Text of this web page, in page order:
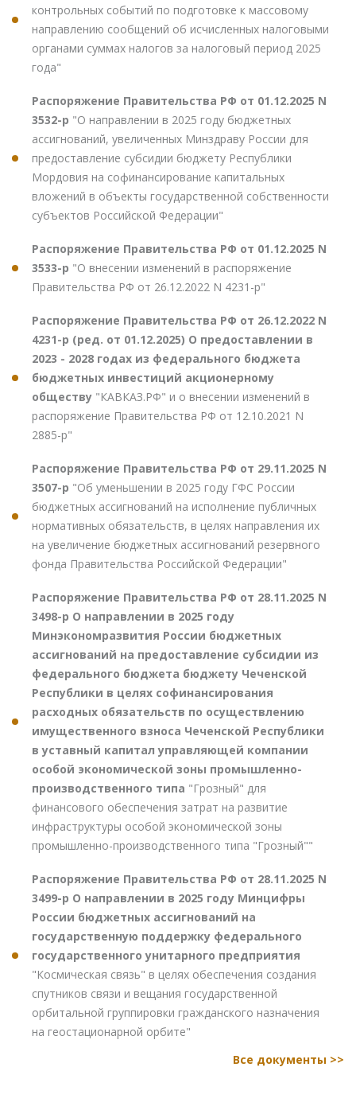
контрольных событий по подготовке к массовому
направлению сообщений об исчисленных налоговыми
органами суммах налогов за налоговый период 2025
года"
Распоряжение Правительства РФ от 01.12.2025 N
3532-р "О направлении в 2025 году бюджетных
ассигнований, увеличенных Минздраву России для
предоставление субсидии бюджету Республики
Мордовия на софинансирование капитальных
вложений в объекты государственной собственности
субъектов Российской Федерации"
Распоряжение Правительства РФ от 01.12.2025 N
3533-р "О внесении изменений в распоряжение
Правительства РФ от 26.12.2022 N 4231-р"
Распоряжение Правительства РФ от 26.12.2022 N
4231-р (ред. от 01.12.2025) О предоставлении в
2023 - 2028 годах из федерального бюджета
бюджетных инвестиций акционерному
обществу "КАВКАЗ.РФ" и о внесении изменений в
распоряжение Правительства РФ от 12.10.2021 N
2885-р"
Распоряжение Правительства РФ от 29.11.2025 N
3507-р "Об уменьшении в 2025 году ГФС России
бюджетных ассигнований на исполнение публичных
нормативных обязательств, в целях направления их
на увеличение бюджетных ассигнований резервного
фонда Правительства Российской Федерации"
Распоряжение Правительства РФ от 28.11.2025 N
3498-р О направлении в 2025 году
Минэкономразвития России бюджетных
ассигнований на предоставление субсидии из
федерального бюджета бюджету Чеченской
Республики в целях софинансирования
расходных обязательств по осуществлению
имущественного взноса Чеченской Республики
в уставный капитал управляющей компании
особой экономической зоны промышленно-
производственного типа "Грозный" для
финансового обеспечения затрат на развитие
инфраструктуры особой экономической зоны
промышленно-производственного типа "Грозный""
Распоряжение Правительства РФ от 28.11.2025 N
3499-р О направлении в 2025 году Минцифры
России бюджетных ассигнований на
государственную поддержку федерального
государственного унитарного предприятия
"Космическая связь" в целях обеспечения создания
спутников связи и вещания государственной
орбитальной группировки гражданского назначения
на геостационарной орбите"
Все документы >>